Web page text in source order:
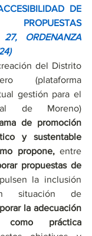
DE
ORDENANZA
del Distrito
(plataforma
gestión para el
de Moreno)
de promoción
y sustentable
propone, entre
propuestas de
la inclusión
situación de
la adecuación
como práctica